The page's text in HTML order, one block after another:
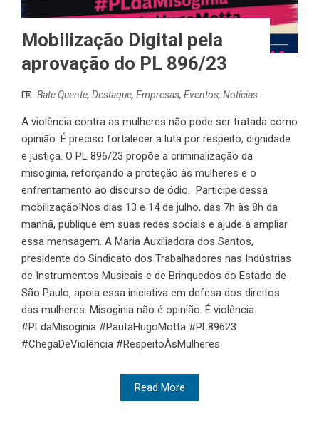
Mobilização Digital pela
aprovação do PL 896/23
Bate Quente, Destaque, Empresas, Eventos, Notícias
A violência contra as mulheres não pode ser tratada como
opinião. É preciso fortalecer a luta por respeito, dignidade
e justiça. O PL 896/23 propõe a criminalização da
misoginia, reforçando a proteção às mulheres e o
enfrentamento ao discurso de ódio. Participe dessa
mobilização!Nos dias 13 e 14 de julho, das 7h às 8h da
manhã, publique em suas redes sociais e ajude a ampliar
essa mensagem. A Maria Auxiliadora dos Santos,
presidente do Sindicato dos Trabalhadores nas Indústrias
de Instrumentos Musicais e de Brinquedos do Estado de
São Paulo, apoia essa iniciativa em defesa dos direitos
das mulheres. Misoginia não é opinião. É violência.
#PLdaMisoginia #PautaHugoMotta #PL89623
#ChegaDeViolência #RespeitoÀsMulheres
Read More